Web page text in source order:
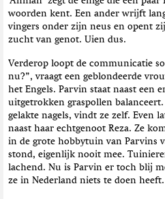
woorden kent. Een ander wrijft
vingers onder zijn neus en opent
zucht van genot. Uien dus.
Verderop loopt de communicatie
nu?”, vraagt een geblondeerde
het Engels. Parvin staat naast een
uitgetrokken graspollen
gelakte nagels, vindt ze zelf. Even
naast haar echtgenoot Reza. Ze
in de grote hobbytuin van Parvins
stond, eigenlijk nooit mee.
lachend. Nu is Parvin er toch blij
ze in Nederland niets te doen heeft.